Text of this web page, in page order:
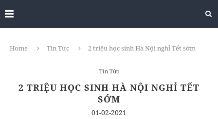
Home Tin Tức 2 triệu học sinh Hà Nội nghỉ Tết sớm
Tin Tức
2 TRIỆU HỌC SINH HÀ NỘI NGHỈ TẾT
SỚM
01-02-2021